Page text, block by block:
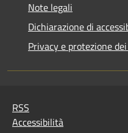
Note legali
Dichiarazione di
Privacy e protezione
RSS
Accessibilità